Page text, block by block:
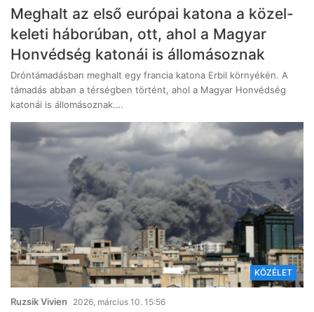
Meghalt az első európai katona a közel-
keleti háborúban, ott, ahol a Magyar
Honvédség katonái is állomásoznak
Dróntámadásban meghalt egy francia katona Erbil környékén. A
támadás abban a térségben történt, ahol a Magyar Honvédség
katonái is állomásoznak.…
KÖZÉLET
Ruzsik Vivien 2026, március 10. 15:56